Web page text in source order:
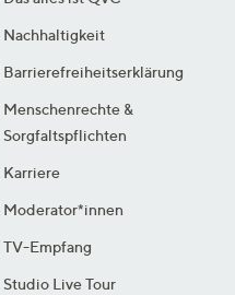
Nachhaltigkeit
Barrierefreiheitserklärung
Menschenrechte &
Sorgfaltspflichten
Karriere
Moderator*innen
TV-Empfang
Studio Live Tour